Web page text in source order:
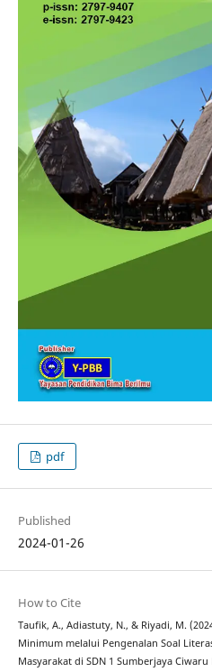
pdf
Published
2024-01-26
How to Cite
Taufik, A., Adiastuty, N., & Riyadi, M.
Minimum melalui Pengenalan Soal
Masyarakat di SDN 1 Sumberjaya